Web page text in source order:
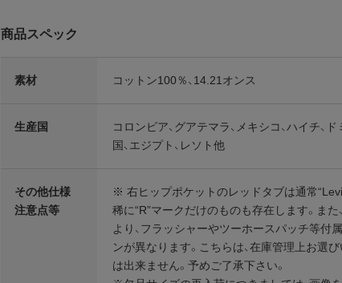
商品スペック
素材 コットン100％、14.21オンス
生産国
コロンビア、グアテマラ、メキシコ、ハイチ、
国、エジプト、レソト他
その他仕様
注意点等
※ 右ヒップポケットのレッドタブは通常
稀に“R”マークだけのものも存在します。また
より、フラッシャーやツーホースパッチ等付
ンが異なります。こちらは、在庫管理上お選
は出来ません。予めご了承下さい。